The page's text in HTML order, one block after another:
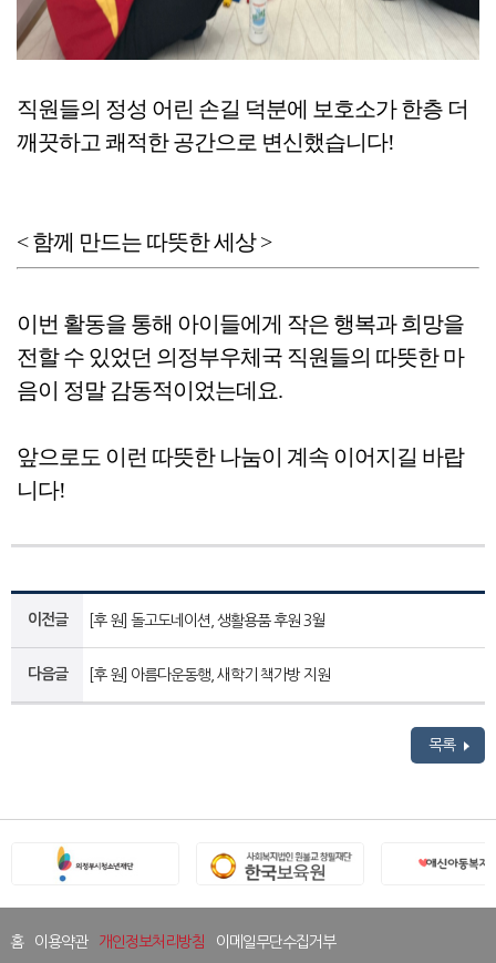
직원들의 정성 어린 손길 덕분에 보호소가 한층 더
깨끗하고 쾌적한 공간으로 변신했습니다!
< 함께 만드는 따뜻한 세상 >
이번 활동을 통해 아이들에게 작은 행복과 희망을
전할 수 있었던 의정부우체국 직원들의 따뜻한 마
음이 정말 감동적이었는데요.
앞으로도 이런 따뜻한 나눔이 계속 이어지길 바랍
니다!
이전글 [후 원] 돌고도네이션, 생활용품 후원 3월
다음글 [후 원] 아름다운동행, 새학기 책가방 지원
목록
홈 이용약관 개인정보처리방침 이메일무단수집거부